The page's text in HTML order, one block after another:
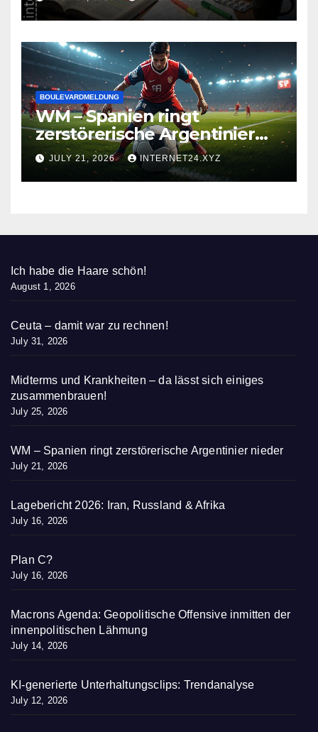
BOULEVARDMELDUNG
WM – Spanien ringt
zerstörerische Argentinier
nieder
JULY 21, 2026 INTERNET24.XYZ
Ich habe die Haare schön!
August 1, 2026
Ceuta – damit war zu rechnen!
July 31, 2026
Midterms und Krankheiten – da lässt sich einiges
zusammenbrauen!
July 25, 2026
WM – Spanien ringt zerstörerische Argentinier nieder
July 21, 2026
Lagebericht 2026: Iran, Russland & Afrika
July 16, 2026
Plan C?
July 16, 2026
Macrons Agenda: Geopolitische Offensive inmitten der
innenpolitischen Lähmung
July 14, 2026
KI-generierte Unterhaltungsclips: Trendanalyse
July 12, 2026